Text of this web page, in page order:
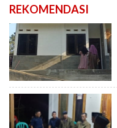
REKOMENDASI